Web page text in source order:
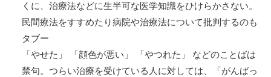
くに、治療法などに生半可な医学知識をひけらかさない。
民間療法をすすめたり病院や治療法について批判するのも
タブー
「やせた」 「顔色が悪い」 「やつれた」 などのことばは
禁句。つらい治療を受けている人に対しては、「がんばっ